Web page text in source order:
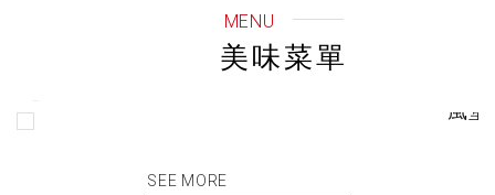
一風
一風
中
中山
台中高
台北
美味菜單
MENU
SEE MORE